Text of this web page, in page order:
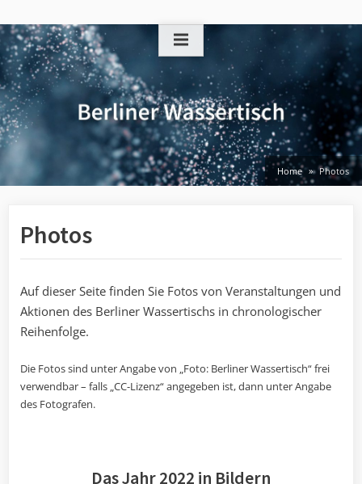
to
content
Home Photos
Photos
Auf dieser Seite finden Sie Fotos von Veranstaltungen und
Aktionen des Berliner Wassertischs in chronologischer
Reihenfolge.
Die Fotos sind unter Angabe von „Foto: Berliner Wassertisch“ frei
verwendbar – falls „CC-Lizenz“ angegeben ist, dann unter Angabe
des Fotografen.
Das Jahr 2022 in Bildern